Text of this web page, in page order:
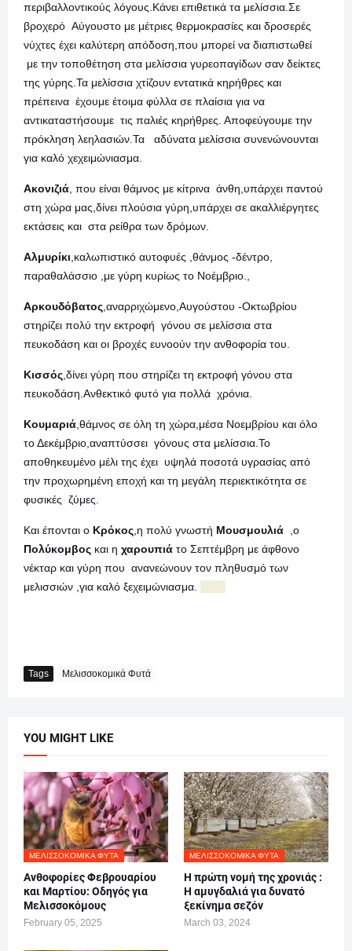
περιβαλλοντικούς λόγους.Κάνει επιθετικά τα μελίσσια.Σε
βροχερό Αύγουστο με μέτριες θερμοκρασίες και δροσερές
νύχτες έχει καλύτερη απόδοση,που μπορεί να διαπιστωθεί
με την τοποθέτηση στα μελίσσια γυρεοπαγίδων σαν δείκτες
της γύρης.Τα μελίσσια χτίζουν εντατικά κηρήθρες και
πρέπεινα έχουμε έτοιμα φύλλα σε πλαίσια για να
αντικαταστήσουμε τις παλιές κηρήθρες. Αποφεύγουμε την
πρόκληση λεηλασιών.Τα αδύνατα μελίσσια συνενώνουνται
για καλό χεχειμώνιασμα.
Ακονιζιά , που είναι θάμνος με κίτρινα άνθη,υπάρχει παντού
στη χώρα μας,δίνει πλούσια γύρη,υπάρχει σε ακαλλιέργητες
εκτάσεις και στα ρείθρα των δρόμων.
Αλμυρίκι ,καλωπιστικό αυτοφυές ,θάνμος -δέντρο,
παραθαλάσσιο ,με γύρη κυρίως το Νοέμβριο.,
Αρκουδόβατος ,αναρριχώμενο,Αυγούστου -Οκτωβρίου
στηρίζει πολύ την εκτροφή γόνου σε μελίσσια στα
πευκοδάση και οι βροχές ευνοούν την ανθοφορία του.
Κισσός ,δίνει γύρη που στηρίζει τη εκτροφή γόνου στα
πευκοδάση.Ανθεκτικό φυτό για πολλά χρόνια.
Κουμαριά ,θάμνος σε όλη τη χώρα,μέσα Νοεμβρίου και όλο
το Δεκέμβριο,αναπτύσσει γόνους στα μελίσσια.Το
αποθηκευμένο μέλι της έχει υψηλά ποσοτά υγρασίας από
την προχωρημένη εποχή και τη μεγάλη περιεκτικότητα σε
φυσικές ζύμες.
Και έπονται ο Κρόκος ,η πολύ γνωστή Μουσμουλιά
,ο
Πολύκομβος και η χαρουπιά το Σεπτέμβρη με άφθονο
νέκταρ και γύρη που ανανεώνουν τον πληθυσμό των
μελισσιών ,για καλό ξεχειμώνιασμα.
Tags Μελισσοκομικά Φυτά
YOU MIGHT LIKE
ΜΕΛΙΣΣΟΚΟΜΙΚΆ ΦΥΤΆ
Ανθοφορίες Φεβρουαρίου
και Μαρτίου: Οδηγός για
Μελισσοκόμους
February 05, 2025
ΜΕΛΙΣΣΟΚΟΜΙΚΆ ΦΥΤΆ
Η πρώτη νομή της χρονιάς :
Η αμυγδαλιά για δυνατό
ξεκίνημα σεζόν
March 03, 2024